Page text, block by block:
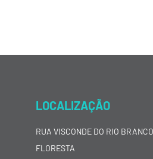
LOCALIZAÇÃO
RUA VISCONDE DO RIO
FLORESTA